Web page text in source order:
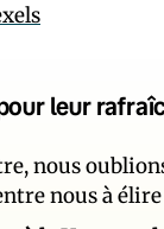
leur
nous
nous à